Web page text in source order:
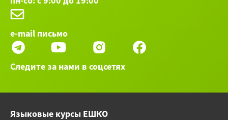
e-mail письмо
Следите за нами в соцсетях
Языковые курсы ЕШКО